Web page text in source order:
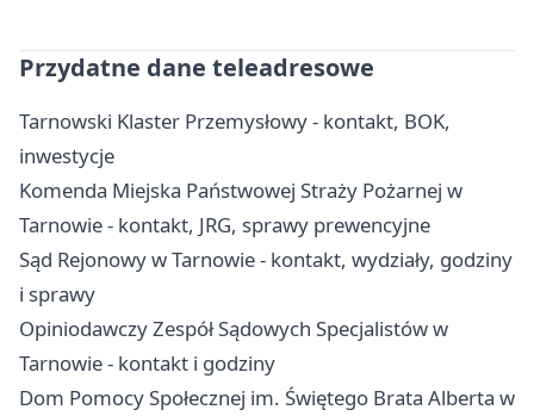
Przydatne dane teleadresowe
Tarnowski Klaster Przemysłowy - kontakt, BOK,
inwestycje
Komenda Miejska Państwowej Straży Pożarnej w
Tarnowie - kontakt, JRG, sprawy prewencyjne
Sąd Rejonowy w Tarnowie - kontakt, wydziały, godziny
i sprawy
Opiniodawczy Zespół Sądowych Specjalistów w
Tarnowie - kontakt i godziny
Dom Pomocy Społecznej im. Świętego Brata Alberta w